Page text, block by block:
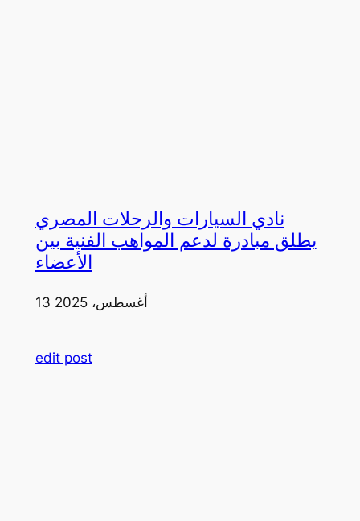
نادي السيارات والرحلات المصري
يطلق مبادرة لدعم المواهب الفنية بين
الأعضاء
13 أغسطس، 2025
edit post